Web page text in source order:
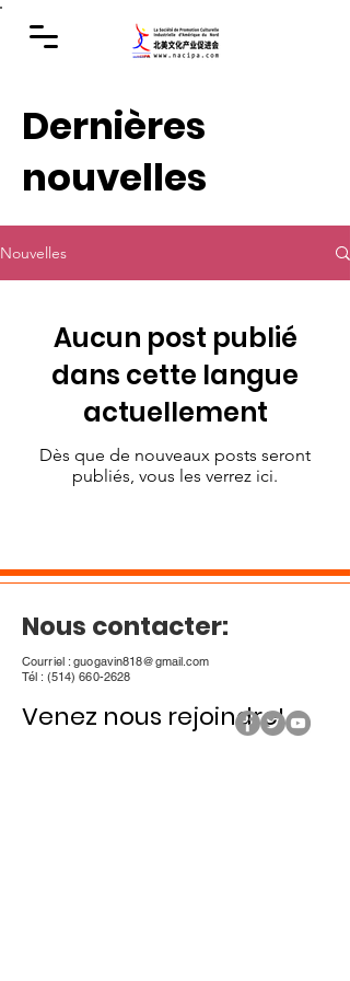
Dernières
nouvelles
Nouvelles
Aucun post publié
dans cette langue
actuellement
Dès que de nouveaux posts seront
publiés, vous les verrez ici.
Nous contacter:
Courriel :guogavin818@gmail.com
Tél : (514) 660-2628
Venez nous rejoindre! ​